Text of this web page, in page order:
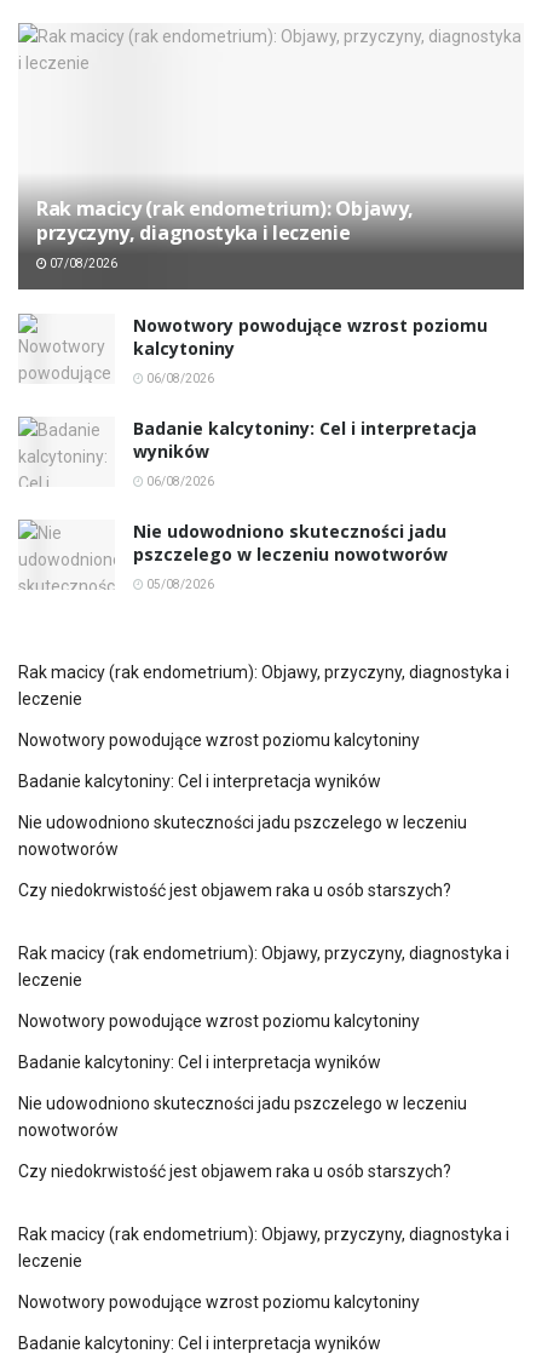
Rak macicy (rak endometrium): Objawy,
przyczyny, diagnostyka i leczenie
07/08/2026
Nowotwory powodujące wzrost poziomu
kalcytoniny
06/08/2026
Badanie kalcytoniny: Cel i interpretacja
wyników
06/08/2026
Nie udowodniono skuteczności jadu
pszczelego w leczeniu nowotworów
05/08/2026
Rak macicy (rak endometrium): Objawy, przyczyny, diagnostyka i
leczenie
Nowotwory powodujące wzrost poziomu kalcytoniny
Badanie kalcytoniny: Cel i interpretacja wyników
Nie udowodniono skuteczności jadu pszczelego w leczeniu
nowotworów
Czy niedokrwistość jest objawem raka u osób starszych?
Rak macicy (rak endometrium): Objawy, przyczyny, diagnostyka i
leczenie
Nowotwory powodujące wzrost poziomu kalcytoniny
Badanie kalcytoniny: Cel i interpretacja wyników
Nie udowodniono skuteczności jadu pszczelego w leczeniu
nowotworów
Czy niedokrwistość jest objawem raka u osób starszych?
Rak macicy (rak endometrium): Objawy, przyczyny, diagnostyka i
leczenie
Nowotwory powodujące wzrost poziomu kalcytoniny
Badanie kalcytoniny: Cel i interpretacja wyników